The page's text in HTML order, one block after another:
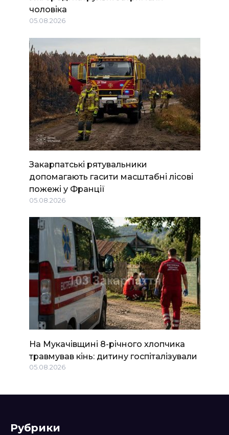
чоловіка
05.08.2026
Закарпатські рятувальники
допомагають гасити масштабні лісові
пожежі у Франції
05.08.2026
На Мукачівщині 8-річного хлопчика
травмував кінь: дитину госпіталізували
05.08.2026
Рубрики